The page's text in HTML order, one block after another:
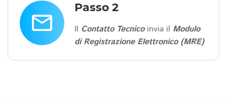
email
Passo 2
Il Contatto Tecnicoinvia il Modulo
di Registrazione Elettronico (MRE)